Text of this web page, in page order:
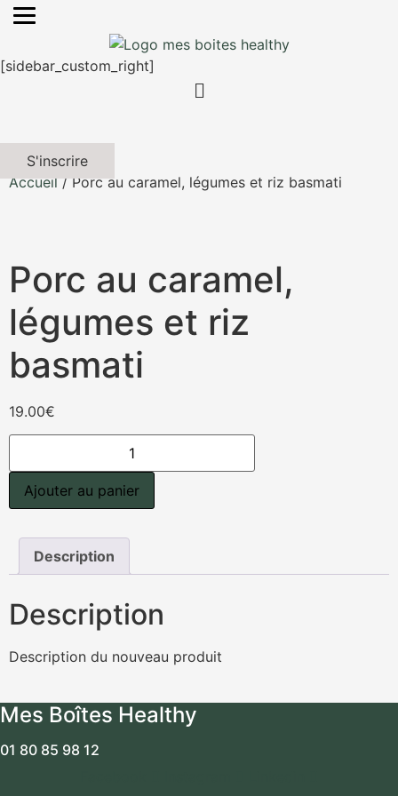
[sidebar_custom_right]
S'inscrire
Accueil/ Porc au caramel, légumes et riz basmati
Porc au caramel,
légumes et riz
basmati
19.00€
quantité
Porc
caramel,
légumes
riz
basmati
Ajouter au panier
Description
Description
Description du nouveau produit
Mes Boîtes Healthy
01 80 85 98 12